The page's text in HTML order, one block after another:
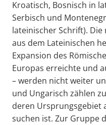
Kroatisch, Bosnisch in
Serbisch und
lateinischer Schrift).
aus dem Lateinischen
Expansion des
Europas erreichte und
– werden nicht weiter
und Ungarisch zählen
deren Ursprungsgebiet
suchen ist. Zur Gruppe